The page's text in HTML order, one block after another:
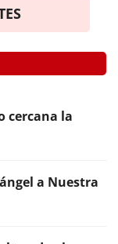
cercana la
a Nuestra